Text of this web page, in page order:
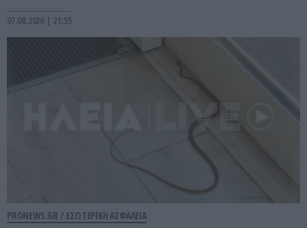
07.08.2026 | 21:55
PRONEWS.GR / ΕΣΩΤΕΡΙΚΗ ΑΣΦΑΛΕΙΑ